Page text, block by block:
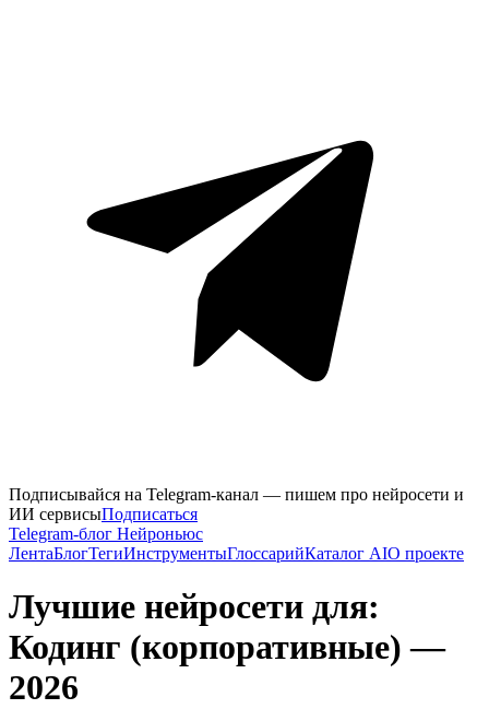
Подписывайся на Telegram-канал — пишем про нейросети и
ИИ сервисыПодписаться
Telegram-блог Нейроньюс
ЛентаБлогТегиИнструментыГлоссарийКаталог AIО проекте
Лучшие нейросети для:
Кодинг (корпоративные) —
2026